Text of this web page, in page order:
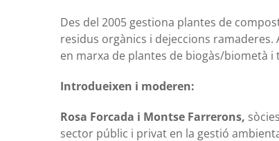
Des del 2005 gestiona plantes de
residus orgànics i dejeccions
en marxa de plantes de biogàs/biometà
Introdueixen i moderen:
Rosa Forcada i Montse Farrerons,
sector públic i privat en la gestió